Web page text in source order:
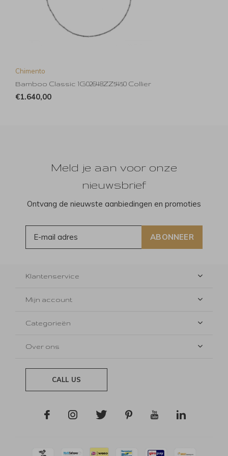
Chimento
Bamboo Classic 1G02648ZZ5450 Collier
€1.640,00
Meld je aan voor onze
nieuwsbrief
Ontvang de nieuwste aanbiedingen en promoties
ABONNEER
Klantenservice
Mijn account
Categorieën
Over ons
CALL US